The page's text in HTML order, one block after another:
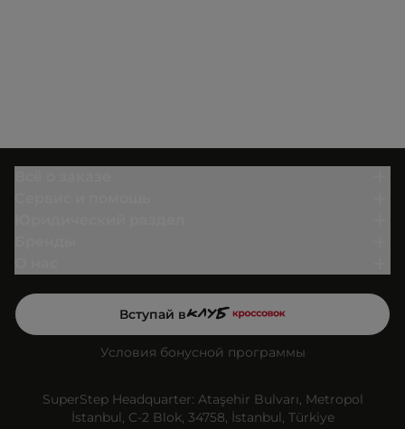
Вступай в
Условия бонусной программы
SuperStep Headquarter: Ataşehir Bulvarı, Metropol
İstanbul, C-2 Blok, 34758, İstanbul, Türkiye